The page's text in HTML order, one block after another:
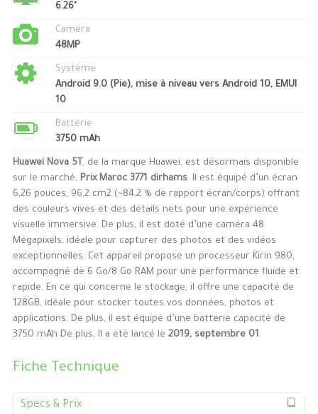
6.26"
Caméra
48MP
Système
Android 9.0 (Pie), mise à niveau vers Android 10, EMUI
10
Batterie
3750 mAh
Huawei Nova 5T, de la marque Huawei, est désormais disponible
sur le marché, Prix Maroc 3771 dirhams. Il est équipé d’un écran
6,26 pouces, 96,2 cm2 (~84,2 % de rapport écran/corps) offrant
des couleurs vives et des détails nets pour une expérience
visuelle immersive. De plus, il est doté d’une caméra 48
Mégapixels, idéale pour capturer des photos et des vidéos
exceptionnelles. Cet appareil propose un processeur Kirin 980,
accompagné de 6 Go/8 Go RAM pour une performance fluide et
rapide. En ce qui concerne le stockage, il offre une capacité de
128GB, idéale pour stocker toutes vos données, photos et
applications. De plus, il est équipé d’une batterie capacité de
3750 mAh De plus, Il a été lancé le 2019, septembre 01
Fiche Technique
Specs & Prix